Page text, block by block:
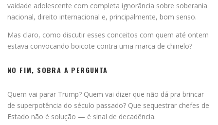
vaidade adolescente com completa ignorância sobre soberania
nacional, direito internacional e, principalmente, bom senso.
Mas claro, como discutir esses conceitos com quem até ontem
estava convocando boicote contra uma marca de chinelo?
NO FIM, SOBRA A PERGUNTA
Quem vai parar Trump? Quem vai dizer que não dá pra brincar
de superpotência do século passado? Que sequestrar chefes de
Estado não é solução — é sinal de decadência.